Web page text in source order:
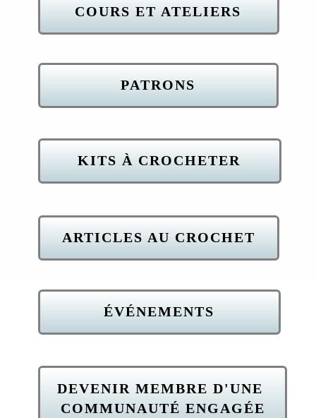
PATRONS
KITS À CROCHETER
COURS ET ATELIERS
ÉVÉNEMENTS
ARTICLES AU CROCHET
DEVENIR MEMBRE D'UNE
COMMUNAUTÉ ENGAGÉE